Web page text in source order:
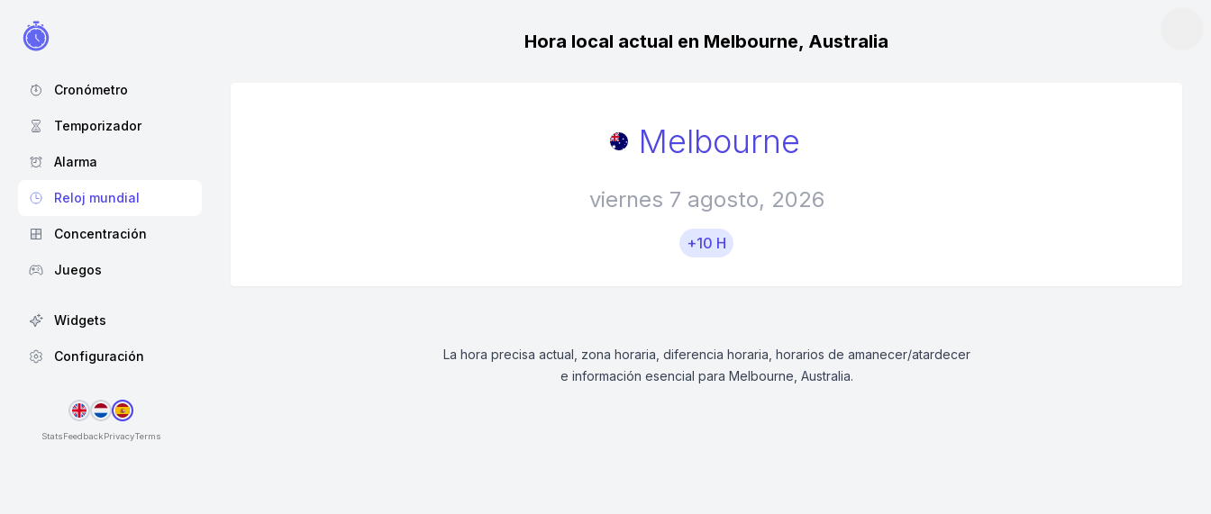
Cronómetro
Temporizador
Alarma
Reloj mundial
Concentración
Juegos
Widgets
Configuración
StatsFeedbackPrivacyTerms
Hora local actual en Melbourne, Australia
Melbourne
viernes 7 agosto, 2026
+10 H
La hora precisa actual, zona horaria, diferencia horaria, horarios de amanecer/atardecer
e información esencial para Melbourne, Australia.